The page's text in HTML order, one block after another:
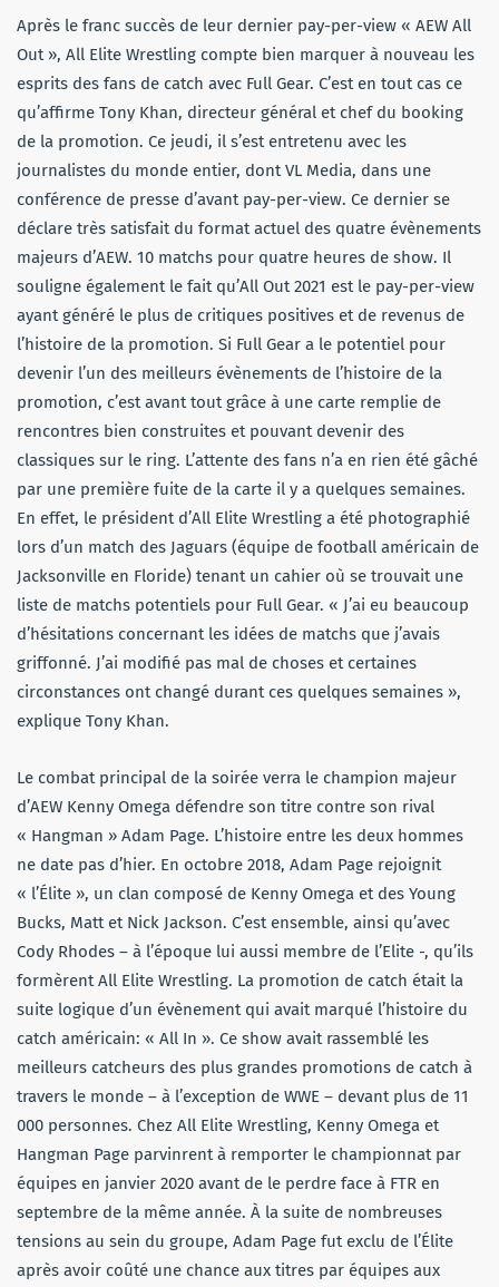
Après le franc succès de leur dernier pay-per-view « AEW All
Out », All Elite Wrestling compte bien marquer à nouveau les
esprits des fans de catch avec Full Gear. C’est en tout cas ce
qu’affirme Tony Khan, directeur général et chef du booking
de la promotion. Ce jeudi, il s’est entretenu avec les
journalistes du monde entier, dont VL Media, dans une
conférence de presse d’avant pay-per-view. Ce dernier se
déclare très satisfait du format actuel des quatre évènements
majeurs d’AEW. 10 matchs pour quatre heures de show. Il
souligne également le fait qu’All Out 2021 est le pay-per-view
ayant généré le plus de critiques positives et de revenus de
l’histoire de la promotion. Si Full Gear a le potentiel pour
devenir l’un des meilleurs évènements de l’histoire de la
promotion, c’est avant tout grâce à une carte remplie de
rencontres bien construites et pouvant devenir des
classiques sur le ring. L’attente des fans n’a en rien été gâché
par une première fuite de la carte il y a quelques semaines.
En effet, le président d’All Elite Wrestling a été photographié
lors d’un match des Jaguars (équipe de football américain de
Jacksonville en Floride) tenant un cahier où se trouvait une
liste de matchs potentiels pour Full Gear. « J’ai eu beaucoup
d’hésitations concernant les idées de matchs que j’avais
griffonné. J’ai modifié pas mal de choses et certaines
circonstances ont changé durant ces quelques semaines »,
explique Tony Khan.
Le combat principal de la soirée verra le champion majeur
d’AEW Kenny Omega défendre son titre contre son rival
« Hangman » Adam Page. L’histoire entre les deux hommes
ne date pas d’hier. En octobre 2018, Adam Page rejoignit
« l’Élite », un clan composé de Kenny Omega et des Young
Bucks, Matt et Nick Jackson. C’est ensemble, ainsi qu’avec
Cody Rhodes – à l’époque lui aussi membre de l’Elite -, qu’ils
formèrent All Elite Wrestling. La promotion de catch était la
suite logique d’un évènement qui avait marqué l’histoire du
catch américain: « All In ». Ce show avait rassemblé les
meilleurs catcheurs des plus grandes promotions de catch à
travers le monde – à l’exception de WWE – devant plus de 11
000 personnes. Chez All Elite Wrestling, Kenny Omega et
Hangman Page parvinrent à remporter le championnat par
équipes en janvier 2020 avant de le perdre face à FTR en
septembre de la même année. À la suite de nombreuses
tensions au sein du groupe, Adam Page fut exclu de l’Élite
après avoir coûté une chance aux titres par équipes aux